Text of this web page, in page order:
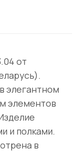
от
элегантном
элементов
и полками.
в